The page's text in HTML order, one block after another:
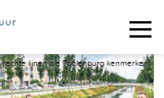
lijnen die Toolenburg kenmerken.